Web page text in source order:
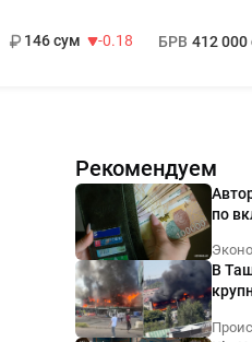
146 сум
-0.18
БРВ 412 000
Рекомендуем
по
В